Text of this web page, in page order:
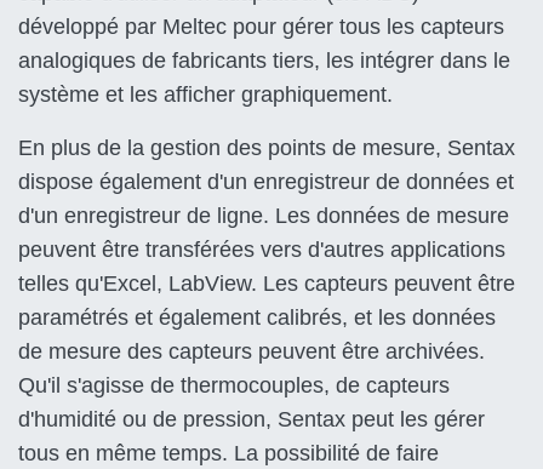
développé par Meltec pour gérer tous les capteurs
analogiques de fabricants tiers, les intégrer dans le
système et les afficher graphiquement.
En plus de la gestion des points de mesure, Sentax
dispose également d'un enregistreur de données et
d'un enregistreur de ligne. Les données de mesure
peuvent être transférées vers d'autres applications
telles qu'Excel, LabView. Les capteurs peuvent être
paramétrés et également calibrés, et les données
de mesure des capteurs peuvent être archivées.
Qu'il s'agisse de thermocouples, de capteurs
d'humidité ou de pression, Sentax peut les gérer
tous en même temps. La possibilité de faire